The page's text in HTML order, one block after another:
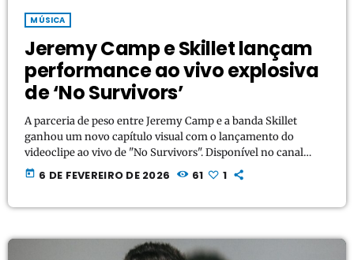
MÚSICA
Jeremy Camp e Skillet lançam
performance ao vivo explosiva
de ‘No Survivors’
A parceria de peso entre Jeremy Camp e a banda Skillet
ganhou um novo capítulo visual com o lançamento do
videoclipe ao vivo de "No Survivors". Disponível no canal
oficial de Camp no YouTube, a produção registra a
performance eletrizante da faixa, que combina a intensidade
today 6 DE FEVEREIRO DE 2026 61 1